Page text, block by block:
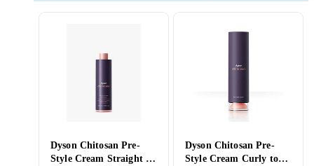
Dyson Chitosan Pre-
Style Cream Straight to
Dyson Chitosan Pre-
Style Cream Curly to